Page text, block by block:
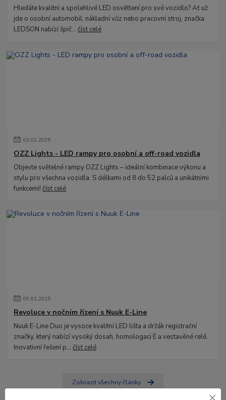
Hledáte kvalitní a spolehlivé LED osvětlení pro své vozidlo? Ať už
jde o osobní automobil, nákladní vůz nebo pracovní stroj, značka
LEDSON nabízí špič...číst celé
03.02.2025
OZZ Lights - LED rampy pro osobní a off-road vozidla
Objevte světelné rampy OZZ Lights – ideální kombinace výkonu a
stylu pro všechna vozidla. S délkami od 8 do 52 palců a unikátními
funkcemi!číst celé
09.01.2025
Revoluce v nočním řízení s Nuuk E-Line
Nuuk E-Line Duo je vysoce kvalitní LED lišta a držák registrační
značky, který nabízí vysoký dosah, homologaci E a vestavěné relé.
Inovativní řešení p...číst celé
Zobrazit všechny články